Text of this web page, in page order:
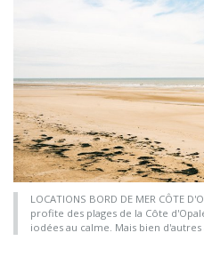
LOCATIONS BORD DE MER CÔTE
profite des plages de la Côte
iodées au calme. Mais bien